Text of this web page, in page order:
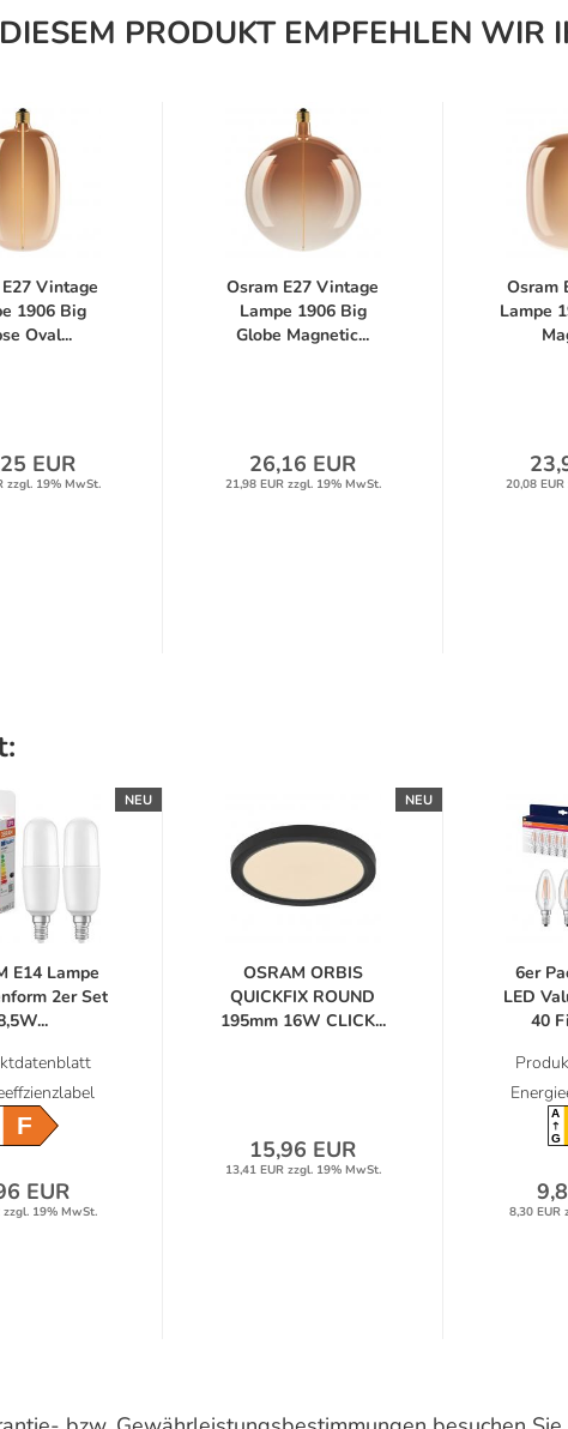
PRODUKT EMPFEHLEN WIR
Vintage
1906 Big
Oval...
EUR
zzgl. 19% MwSt.
Osram E27 Vintage
Lampe 1906 Big
Globe Magnetic...
26,16 EUR
21,98 EUR zzgl. 19% MwSt.
Osram
Lampe
20,08
NEU
E14 Lampe
2er Set
EUR
zzgl. 19% MwSt.
NEU
OSRAM ORBIS
QUICKFIX ROUND
195mm 16W CLICK...
15,96 EUR
13,41 EUR zzgl. 19% MwSt.
6er
LED
40
A
G
8,30 EUR